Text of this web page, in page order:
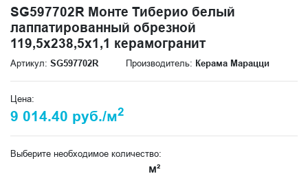
SG597702R Монте Тиберио белый
лаппатированный обрезной
119,5x238,5x1,1 керамогранит
Артикул: SG597702R Производитель: Керама Марацци
Цена:
9 014.40 руб./м2
Выберите необходимое количество:
м²